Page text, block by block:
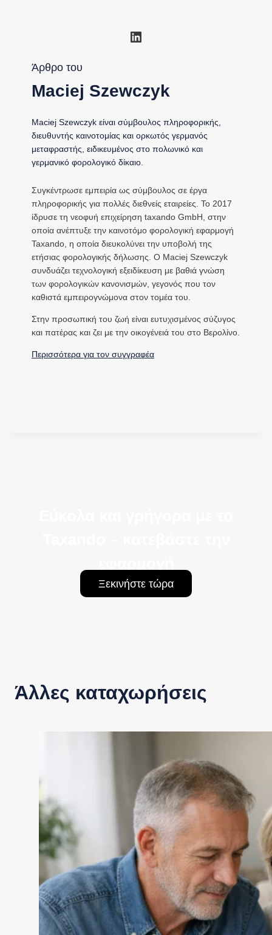
Linkedin
Άρθρο του
Maciej Szewczyk
Maciej Szewczyk είναι σύμβουλος πληροφορικής,
διευθυντής καινοτομίας και ορκωτός γερμανός
μεταφραστής, ειδικευμένος στο πολωνικό και
γερμανικό φορολογικό δίκαιο.
Συγκέντρωσε εμπειρία ως σύμβουλος σε έργα
πληροφορικής για πολλές διεθνείς εταιρείες. Το 2017
ίδρυσε τη νεοφυή επιχείρηση taxando GmbH, στην
οποία ανέπτυξε την καινοτόμο φορολογική εφαρμογή
Taxando, η οποία διευκολύνει την υποβολή της
ετήσιας φορολογικής δήλωσης. Ο Maciej Szewczyk
συνδυάζει τεχνολογική εξειδίκευση με βαθιά γνώση
των φορολογικών κανονισμών, γεγονός που τον
καθιστά εμπειρογνώμονα στον τομέα του.
Στην προσωπική του ζωή είναι ευτυχισμένος σύζυγος
και πατέρας και ζει με την οικογένειά του στο Βερολίνο.
Περισσότερα για τον συγγραφέα
Ξεκινήστε τώρα
Άλλες καταχωρήσεις